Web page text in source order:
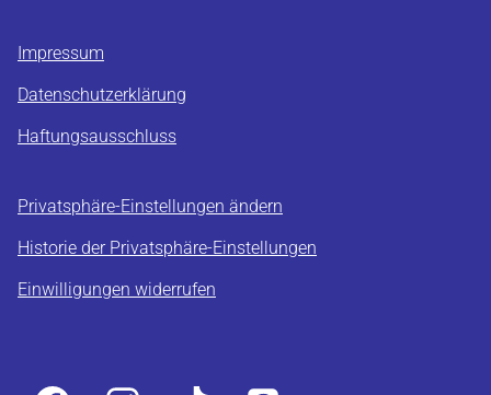
Impressum
Datenschutzerklärung
Haftungsausschluss
Privatsphäre-Einstellungen ändern
Historie der Privatsphäre-Einstellungen
Einwilligungen widerrufen